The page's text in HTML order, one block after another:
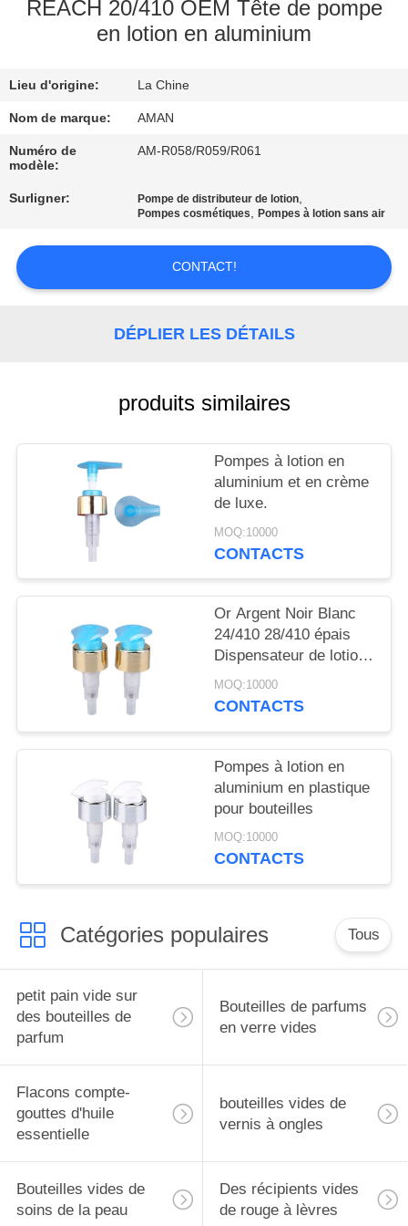
PROPOS
VISITE
DE
CONTRÔLE
QUALITÉ
CONTACTEZ-
NOUVELLES
DEMANDEZ
DEVIS
POLICY
REACH 20/410 OEM Tête de pompe
en lotion en aluminium
Lieu d'origine: La Chine
Nom de marque: AMAN
Numéro de
modèle:
AM-R058/R059/R061
Surligner: Pompe de distributeur de lotion,
Pompes cosmétiques,Pompes à lotion sans air
CONTACT!
DÉPLIER LES DÉTAILS
produits similaires
Pompes à lotion en
aluminium et en crème
de luxe.
MOQ:10000
CONTACTS
Or Argent Noir Blanc
24/410 28/410 épais
Dispensateur de lotion
pour le corps de savon
Pompes de lotion pour
MOQ:10000
CONTACTS
Pompes à lotion en
aluminium en plastique
pour bouteilles
MOQ:10000
CONTACTS
Catégories populaires Tous
petit pain vide sur
des bouteilles de
parfum
Bouteilles de parfums
en verre vides
Flacons compte-
gouttes d'huile
essentielle
bouteilles vides de
vernis à ongles
Bouteilles vides de
soins de la peau
Des récipients vides
de rouge à lèvres